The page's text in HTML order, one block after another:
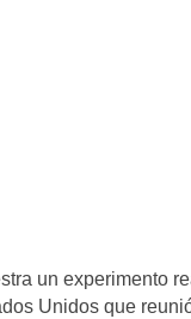
un experimento
Unidos que